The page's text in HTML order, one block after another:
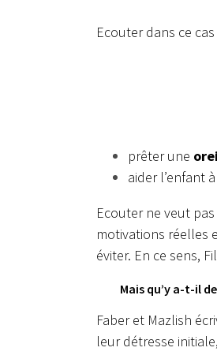
Ecouter dans ce
prêter une
aider l’enfant à
Ecouter ne veut
motivations réelles
éviter. En ce sens,
Mais qu’y a-t-il
Faber et Mazlish
leur détresse